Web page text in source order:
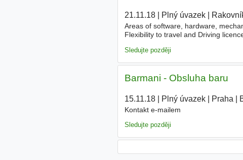
21.11.18| Plný úvazek|
Areas of software, hardware,
Flexibility to travel and Driving
Sledujte později
Barmani - Obsluha baru
15.11.18| Plný úvazek| Praha
Kontakt e-mailem
Sledujte později